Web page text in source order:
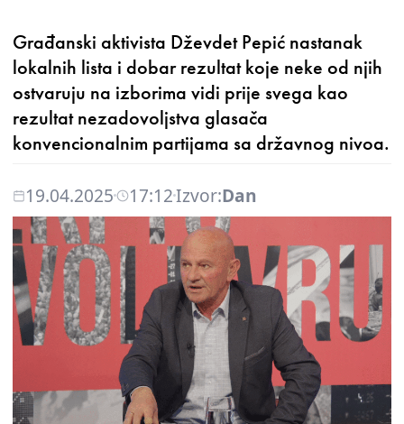
Građanski aktivista Dževdet Pepić nastanak
lokalnih lista i dobar rezultat koje neke od njih
ostvaruju na izborima vidi prije svega kao
rezultat nezadovoljstva glasača
konvencionalnim partijama sa državnog nivoa.
19.04.2025 17:12Izvor:Dan